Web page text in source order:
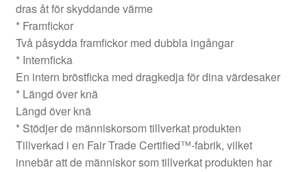
dras åt för skyddande värme
* Framfickor
Två påsydda framfickor med dubbla ingångar
* Internficka
En intern bröstficka med dragkedja för dina värdesaker
* Längd över knä
Längd över knä
* Stödjer de människorsom tillverkat produkten
Tillverkad i en Fair Trade Certified™-fabrik, vilket
innebär att de människor som tillverkat produkten har